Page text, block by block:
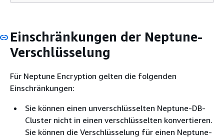
Einschränkungen der Neptune-
Verschlüsselung
Für Neptune Encryption gelten die folgenden
Einschränkungen:
Sie können einen unverschlüsselten Neptune-DB-
Cluster nicht in einen verschlüsselten konvertieren.
Sie können die Verschlüsselung für einen Neptune-